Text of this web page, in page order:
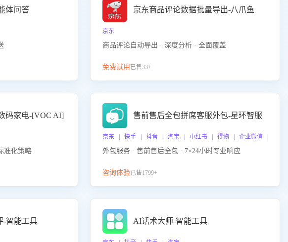
体问答 京东商品评论数据批量导出-八爪鱼
京东
商品评论自动导出 · 深度分析 · 全面覆盖
免费试用 已售33+
码家电-[VOC AI]
准化策略
售前售后全包拼席客服外包-星环智服
京东 | 快手 | 抖音 | 淘宝 | 小红书 | 得物 | 企业微信 | 跨平台
外包服务 · 售前售后全包 · 7×24小时专业响应
咨询体验已售1799+
-智能工具 AI话术大师-智能工具